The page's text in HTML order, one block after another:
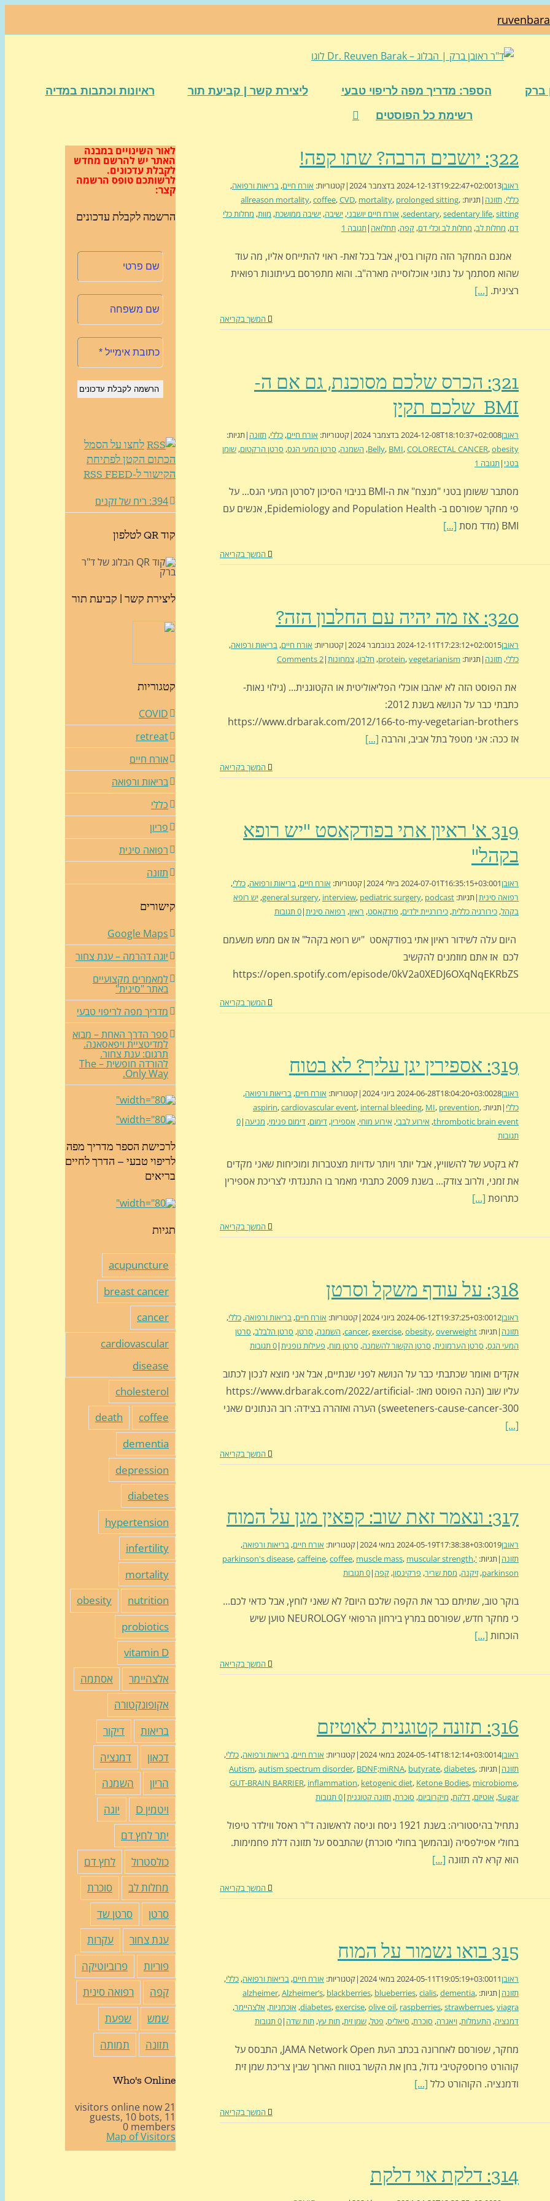
ברק הספר: מדריך מפה לריפוי טבעי ליצירת קשר | קביעת תור
ראיונות וכתבות במדיה
רשימת כל הפוסטים
322: יושבים הרבה? שתו קפה!
ראובן 2024-12-13T19:22:47+02:0013 בדצמבר 2024 |קטגוריות: אורח חיים, בריאות ורפואה,
כללי, תזונה |תגיות: allreason mortality,coffee,CVD, mortality, prolonged sitting,
sedentary,sedentary life,sitting
, אורח חיים יושבני, ישיבה, ישיבה ממושכת, מוות, מחלות כלי
דם, מחלות לב, מחלות לב וכלי דם, קפה, תחלואה |תגובה 1
אמנם המחקר הזה מקורו בסין, אבל בכל זאת- ראוי להתייחס אליו, מה עוד
שהוא מסתמך על נתוני אוכלוסייה מארה"ב. והוא מתפרסם בעיתונות רפואית
רצינית. [...]
המשך בקריאה
321: הכרס שלכם מסוכנת, גם אם ה-
BMI שלכם תקין
ראובן 2024-12-08T18:10:37+02:008 בדצמבר 2024 |קטגוריות: אורח חיים, כללי, תזונה |תגיות:
Belly, BMI,COLORECTAL CANCER,obesity
, השמנה, סרטן המעי הגס, סרטן הרקטום, שומן
בטני |תגובה 1
מסתבר ששומן בטני "מנצח" את ה-BMI בניבוי הסיכון לסרטן המעי הגס... על
פי מחקר שפורסם ב- Epidemiology and Population Health, אנשים עם
BMI (מדד מסת
[...]
המשך בקריאה
320: אז מה יהיה עם החלבון הזה?
ראובן 2024-12-11T17:23:12+02:0015 בנובמבר 2024 |קטגוריות: אורח חיים, בריאות ורפואה,
כללי, תזונה |תגיות: protein,vegetarianism
, חלבון, צמחונות|
2 Comments
את הפוסט הזה לא יאהבו אוכלי הפליאוליטית או הקטוגנית... (גילוי נאות-
כתבתי כבר על הנושא בשנת 2012:
https://www.drbarak.com/2012/166-to-my-vegetarian-brothers
אז ככה: אני מטפל בתל אביב, והרבה [...]
המשך בקריאה
319 א' ראיון אתי בפודקאסט "יש רופא
בקהל"
ראובן 2024-07-01T16:35:15+03:001 ביולי 2024 |קטגוריות: אורח חיים, בריאות ורפואה, כללי,
רפואה סינית|תגיות: general surgery, interview, pediatric surgery, podcast
, יש רופא
בקהל, כירורגיה כללית, כירורגיית ילדים, פודקאסט, ראיון, רפואה סינית|0 תגובות
היום עלה לשידור ראיון אתי בפודקאסט "יש רופא בקהל" אז אם ממש משעמם
לכם אז אתם מוזמנים להקשיב
https://open.spotify.com/episode/0kV2a0XEDJ6OXqNqEKRbZS
המשך בקריאה
319: אספירין יגן עליך? לא בטוח
ראובן 2024-06-28T18:04:20+03:0028 ביוני 2024 |קטגוריות: אורח חיים, בריאות ורפואה,
כללי |תגיות: aspirin,cardiovascular event, internal bleeding, MI, prevention,
thrombotic brain event
, אירוע לבבי, אירוע מוחי, אספירין, דימום, דימום פנימי, מניעה |
0
תגובות
לא בקטע של להשוויץ, אבל יותר ויותר עדויות מצטברות ומוכיחות שאני מקדים
את זמני, ולרוב צודק... בשנת 2009 כתבתי מאמר בו התנגדתי לצריכת אספירין
כתרופת [...]
המשך בקריאה
318: על עודף משקל וסרטן
ראובן 2024-06-12T19:37:25+03:0012 ביוני 2024 |קטגוריות: אורח חיים, בריאות ורפואה, כללי,
תזונה |תגיות: cancer,exercise,obesity,overweight
, השמנה, סרטן, סרטן הלבלב, סרטן
המעי הגס, סרטן הערמונית, סרטן הקשור להשמנה, סרטן מוח, פעילות גופנית|0 תגובות
אקדים ואומר שכתבתי כבר על הנושא לפני שנתיים, אבל אני מוצא לנכון לכתוב
עליו שוב (הנה הפוסט מאז: https://www.drbarak.com/2022/artificial-
sweeteners-cause-cancer-300) הערה ואזהרה בצידה: רוב הנתונים שאני
[...]
המשך בקריאה
317: ונאמר זאת שוב: קפאין מגן על המוח
ראובן 2024-05-19T17:38:38+03:0019 במאי 2024 |קטגוריות: אורח חיים, בריאות ורפואה,
תזונה |תגיות: 'parkinson's disease
,caffeine,coffee, muscle mass, muscular strength,
parkinson
,זיקנה, מסת שריר, פרקינסון, קפה |0 תגובות
בוקר טוב, שתיתם כבר את הקפה שלכם היום? לא שאני לוחץ, אבל כדאי לכם...
כי מחקר חדש, שפורסם במרץ בירחון הרפואי NEUROLOGY טוען שיש
הוכחות [...]
המשך בקריאה
316: תזונה קטוגנית לאוטיזם
ראובן 2024-05-14T18:12:14+03:0014 במאי 2024 |קטגוריות: אורח חיים, בריאות ורפואה, כללי,
תזונה |תגיות: Autism,autism spectrum disorder, BDNF;miRNA, butyrate,diabetes,
GUT-BRAIN BARRIER, inflammation, ketogenic diet, Ketone Bodies, microbiome,
Sugar
, אוטיזם, דלקת, מיקרוביום, סוכרת, תזונה קטוגנית|0 תגובות
נתחיל בהיסטוריה: בשנת 1921 ניסח וניסה לראשונה ד"ר ראסל ווילדר טיפול
בחולי אפילפסיה (ובהמשך בחולי סוכרת) שהתבסס על תזונה דלת פחמימות.
הוא קרא לה תזונה [...]
המשך בקריאה
315 בואו נשמור על המוח
ראובן 2024-05-11T19:05:19+03:0011 במאי 2024 |קטגוריות: אורח חיים, בריאות ורפואה, כללי,
תזונה |תגיות: alzheimer,Alzheimer’s, blackberries, blueberries,cialis,dementia,
diabetes,exercise,olive oil, raspberries,strawberrues,viagra
, אוכמניות, אלצהיימר,
דמנציה, התעמלות, ויאגרה, סוכרת, סיאליס, פטל, שמן זית, תות עץ, תות שדה |0 תגובות
מחקר, שפורסם לאחרונה בכתב העת JAMA Network Open, התבסס על
קוהורט פרוספקטיבי גדול, בחן את הקשר בטווח הארוך שבין צריכת שמן זית
ודמנציה. הקוהורט כלל [...]
המשך בקריאה
314: דלקת אוי דלקת
לאור השינויים במבנה
האתר יש להרשם מחדש
לקבלת עדכונים.
לרשותכם טופס הרשמה
קצר:
הרשמה לקבלת עדכונים
לחצו על הסמל
הכתום הקטן לפתיחת
הקישור ל-RSS FEED
394: ריח של זקנים
קוד QR לטלפון
ליצירת קשר | קביעת תור
קטגוריות
COVID
retreat
אורח חיים
בריאות ורפואה
כללי
פריון
רפואה סינית
תזונה
קישורים
Google Maps
יוגה דהרמה – ענת צחור
למאמרים מקצועיים
באתר "סינית"
מדריך מפה לריפוי טבעי
ספר הדרך האחת – מבוא
למדיטציית ויפאסאנה.
תרגום: ענת צחור.
להורדה חופשית – The
Only Way.
לרכישת הספר מדריך מפה
לריפוי טבעי – הדרך לחיים
בריאים
תגיות
acupuncture
breast cancer
cancer
cardiovascular
disease
cholesterol
coffee
death
dementia
depression
diabetes
hypertension
infertility
mortality
nutrition
obesity
probiotics
vitamin D
אלצהיימר
אסתמה
אקופונקטורה
בריאות
דיקור
דכאון
דמנציה
הריון
השמנה
ויטמין D
יוגה
יתר לחץ דם
כולסטרול
לחץ דם
מחלות לב
סוכרת
סרטן
סרטן שד
ענת צחור
עקרות
פוריות
פרוביוטיקה
קפה
רפואה סינית
שמש
שפעת
תזונה
תמותה
Who's Online
21 visitors online now
11 guests,
10 bots,
0 members
Map of Visitors